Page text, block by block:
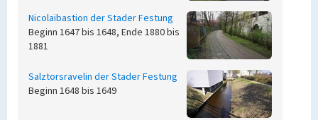
Nicolaibastion der Stader Festung
Beginn 1647 bis 1648, Ende 1880 bis
1881
Salztorsravelin der Stader Festung
Beginn 1648 bis 1649